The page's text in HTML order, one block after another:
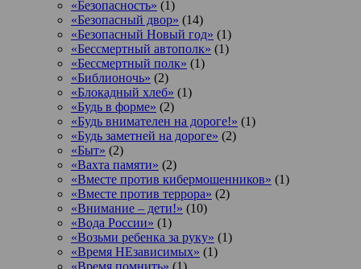
«Безопасность» (1)
«Безопасный двор» (14)
«Безопасный Новый год» (1)
«Бессмертный автополк» (1)
«Бессмертный полк» (1)
«Библионочь» (2)
«Блокадный хлеб» (1)
«Будь в форме» (2)
«Будь внимателен на дороге!» (1)
«Будь заметней на дороге» (2)
«Быт» (2)
«Вахта памяти» (2)
«Вместе против кибермошенников» (1)
«Вместе против террора» (2)
«Внимание – дети!» (10)
«Вода России» (1)
«Возьми ребенка за руку» (1)
«Время НЕзависимых» (1)
«Время помнить» (1)